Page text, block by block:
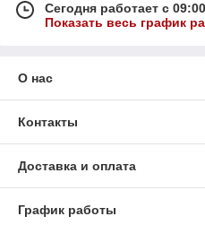
Сегодня работает с
Показать весь график
О нас
Контакты
Доставка и оплата
График работы